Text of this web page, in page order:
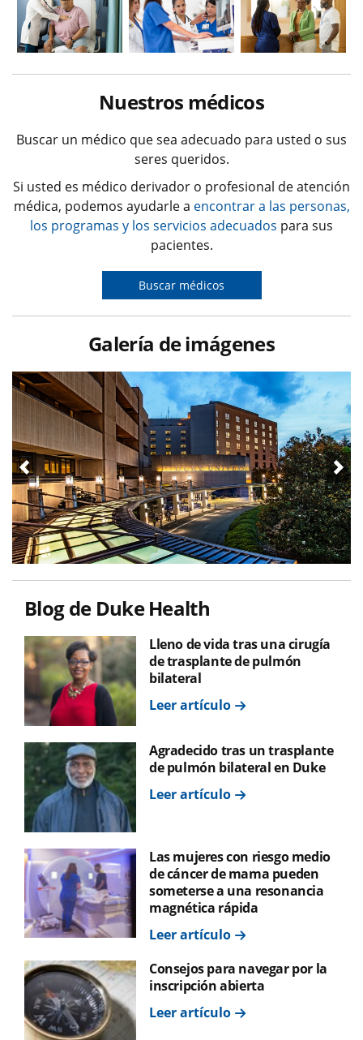
Nuestros médicos
Buscar un médico que sea adecuado para usted o sus
seres queridos.
Si usted es médico derivador o profesional de atención
médica, podemos ayudarle a encontrar a las personas,
los programas y los servicios adecuados para sus
pacientes.
Buscar médicos
Galería de imágenes
Blog de Duke Health
Lleno de vida tras una cirugía
de trasplante de pulmón
bilateral
Leer artículo
Agradecido tras un trasplante
de pulmón bilateral en Duke
Leer artículo
Las mujeres con riesgo medio
de cáncer de mama pueden
someterse a una resonancia
magnética rápida
Leer artículo
Consejos para navegar por la
inscripción abierta
Leer artículo